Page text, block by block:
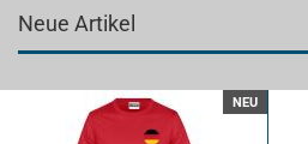
Neue Artikel
NEU